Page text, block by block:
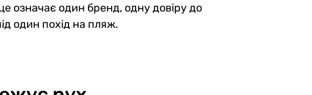
означає один бренд, одну довіру до
один похід на пляж.